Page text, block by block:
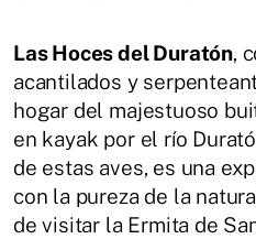
Las Hoces del Duratón,
acantilados y
hogar del majestuoso
en kayak por el río
de estas aves, es una
con la pureza de la
de visitar la Ermita de